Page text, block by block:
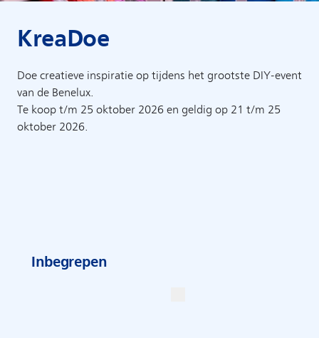
KreaDoe
Doe creatieve inspiratie op tijdens het grootste DIY-event
van de Benelux.
Te koop t/m 25 oktober 2026 en geldig op 21 t/m 25
oktober 2026.
Inbegrepen